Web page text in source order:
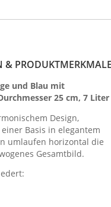
und Blau mit
25 cm, 7 Liter
Design,
Basis in elegantem
umlaufen horizontal die
Gesamtbild.